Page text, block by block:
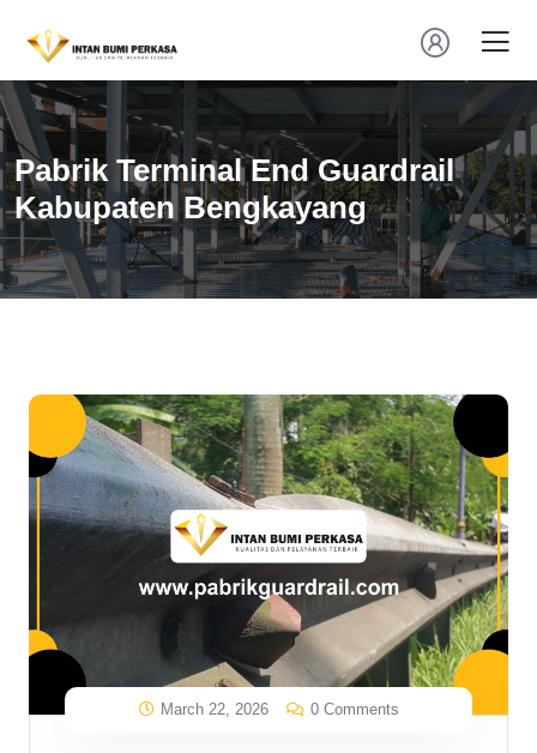
Pabrik Terminal End Guardrail
Kabupaten Bengkayang
March 22, 2026 0 Comments